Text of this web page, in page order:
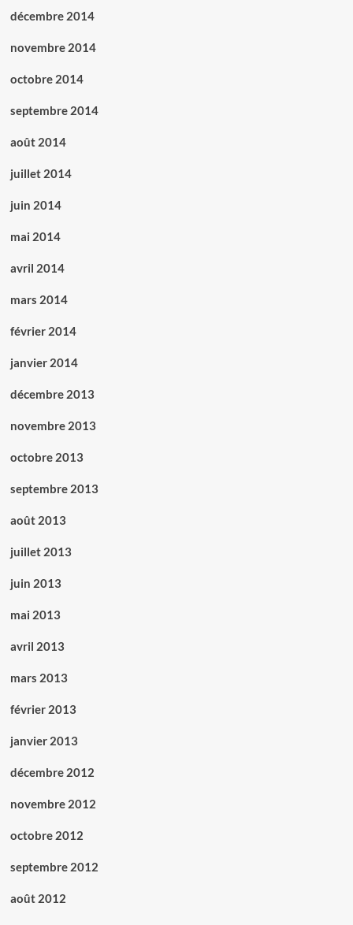
décembre 2014
novembre 2014
octobre 2014
septembre 2014
août 2014
juillet 2014
juin 2014
mai 2014
avril 2014
mars 2014
février 2014
janvier 2014
décembre 2013
novembre 2013
octobre 2013
septembre 2013
août 2013
juillet 2013
juin 2013
mai 2013
avril 2013
mars 2013
février 2013
janvier 2013
décembre 2012
novembre 2012
octobre 2012
septembre 2012
août 2012